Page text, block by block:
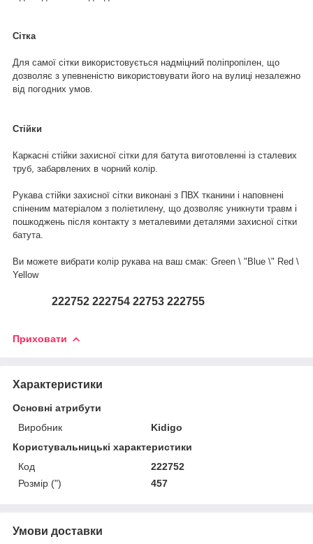
Сітка
Для самої сітки використовується надміцний поліпропілен, що
дозволяє з упевненістю використовувати його на вулиці незалежно
від погодних умов.
Стійки
Каркасні стійки захисної сітки для батута виготовленні із сталевих
труб, забарвлених в чорний колір.
Рукава стійки захисної сітки виконані з ПВХ тканини і наповнені
спіненим матеріалом з поліетилену, що дозволяє уникнути травм і
пошкоджень після контакту з металевими деталями захисної сітки
батута.
Ви можете вибрати колір рукава на ваш смак: Green \ "Blue \" Red \
Yellow
222752 222754 22753 222755
Приховати
Характеристики
Основні атрибути
Виробник
Kidigo
Користувальницькі характеристики
Код
222752
Розмір (")
457
Умови доставки